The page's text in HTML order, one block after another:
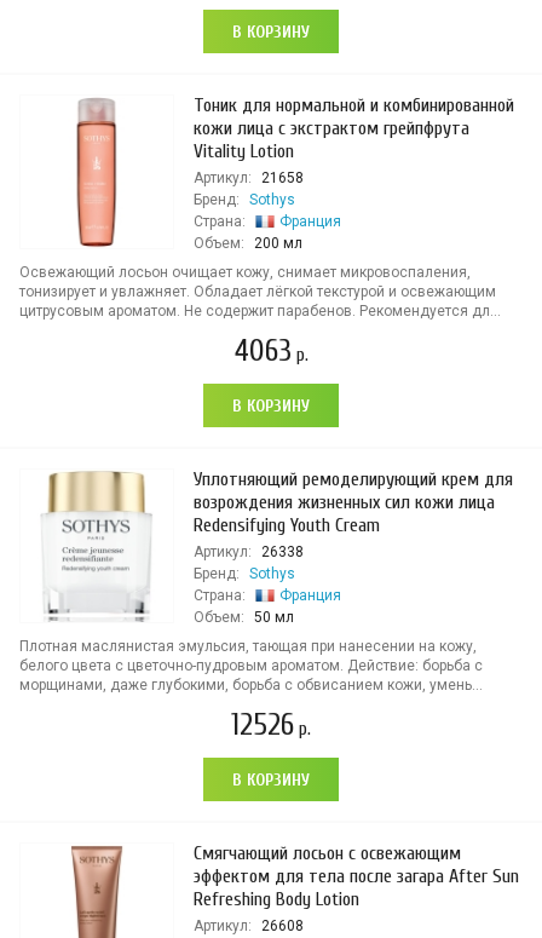
В КОРЗИНУ
Тоник для нормальной и комбинированной
кожи лица с экстрактом грейпфрута
Vitality Lotion
Артикул:
21658
Бренд:
Sothys
Страна:
Франция
Объем:
200 мл
Освежающий лосьон очищает кожу, снимает микровоспаления,
тонизирует и увлажняет. Обладает лёгкой текстурой и освежающим
цитрусовым ароматом. Не содержит парабенов. Рекомендуется дл...
4063 р.
В КОРЗИНУ
Уплотняющий ремоделирующий крем для
возрождения жизненных сил кожи лица
Redensifying Youth Cream
Артикул:
26338
Бренд:
Sothys
Страна:
Франция
Объем:
50 мл
Плотная маслянистая эмульсия, тающая при нанесении на кожу,
белого цвета с цветочно-пудровым ароматом. Действие: борьба с
морщинами, даже глубокими, борьба с обвисанием кожи, умень...
12526 р.
В КОРЗИНУ
Смягчающий лосьон с освежающим
эффектом для тела после загара After Sun
Refreshing Body Lotion
Артикул:
26608